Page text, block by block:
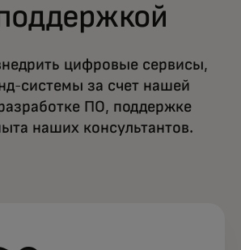
цифровые сервисы,
системы за счет нашей
ПО, поддержке
наших консультантов.